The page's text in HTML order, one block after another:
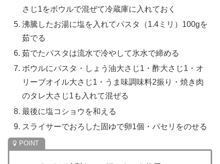
さじ1をボウルで混ぜて冷蔵庫に入れておく
沸騰したお湯に塩を入れてパスタ（1.4ミリ）100gを
茹でる
茹でたパスタは流水で冷やして氷水で締める
ボウルにパスタ・しょう油大さじ1・酢大さじ1・オ
リーブオイル大さじ1・うま味調味料2振り・焼き肉
のタレ大さじ1も入れて混ぜる
最後に塩コショウを和える
スライサーでおろした固ゆで卵1個・パセリをのせる